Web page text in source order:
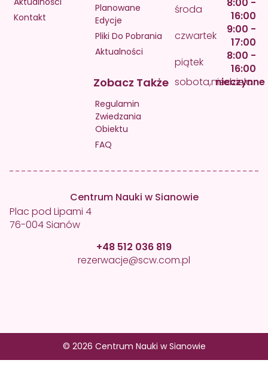
Kontakt
Planowane
Edycje
Pliki Do Pobrania
Aktualności
Zobacz Także
Regulamin
Zwiedzania
Obiektu
FAQ
środa
16:00
czwartek
9:00 -
17:00
piątek
8:00 -
16:00
sobota,niedziela
nieczynne
Centrum Nauki w Sianowie
Plac pod Lipami 4
76-004 Sianów
+48 512 036 819
rezerwacje@scw.com.pl
© 2026 Centrum Nauki w Sianowie